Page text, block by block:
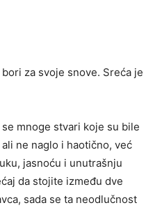
za svoje snove. Sreća je
mnoge stvari koje su bile
ne naglo i haotično, već
jasnoću i unutrašnju
da stojite između dve
sada se ta neodlučnost